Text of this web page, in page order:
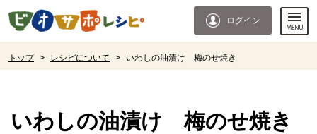
ページの先頭です。
ログイン
トップ > レシピについて > いわしの油漬け 梅のせ焼き
いわしの油漬け 梅のせ焼き